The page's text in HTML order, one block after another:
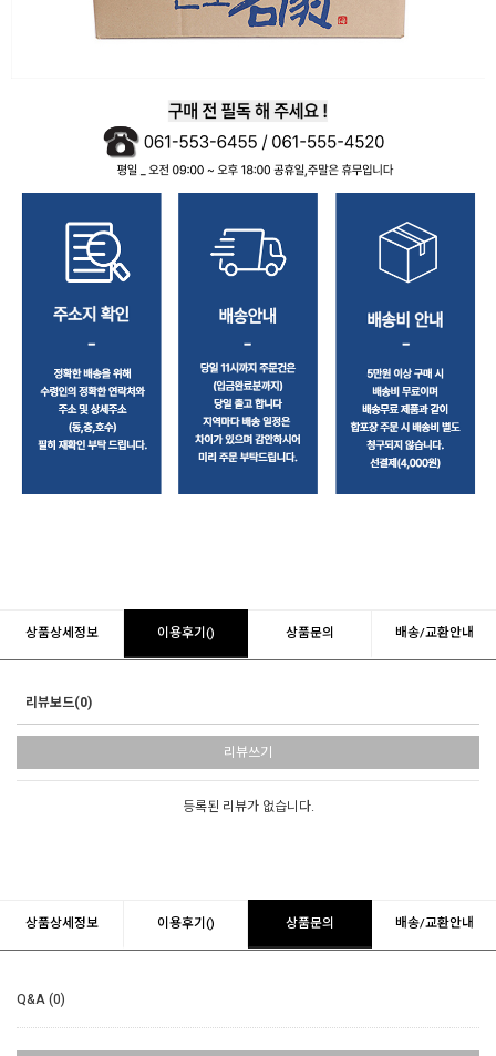
상품상세정보 이용후기() 상품문의 배송/교환안내
리뷰보드(0)
리뷰쓰기
등록된 리뷰가 없습니다.
상품상세정보 이용후기() 상품문의 배송/교환안내
Q&A (0)